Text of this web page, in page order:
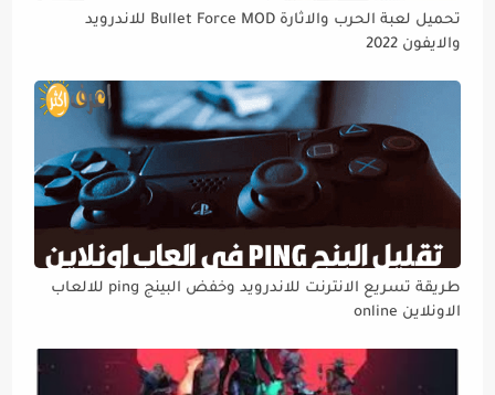
تحميل لعبة الحرب والاثارة Bullet Force MOD للاندرويد
والايفون 2022
طريقة تسريع الانترنت للاندرويد وخفض البينج ping للالعاب
الاونلاين online